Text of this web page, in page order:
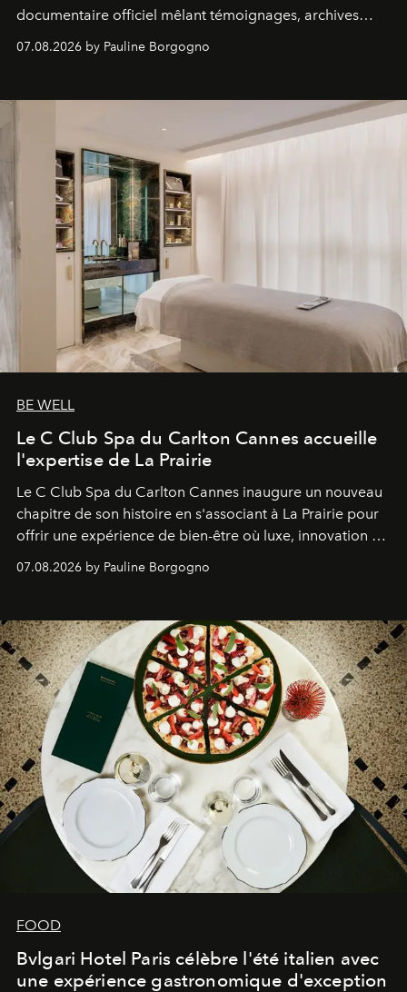
documentaire officiel mêlant témoignages, archives
inédites et plongée dans les coulisses d'un phénomène
générationnel.
07.08.2026 by Pauline Borgogno
BE WELL
Le C Club Spa du Carlton Cannes accueille
l'expertise de La Prairie
Le C Club Spa du Carlton Cannes inaugure un nouveau
chapitre de son histoire en s'associant à La Prairie pour
offrir une expérience de bien-être où luxe, innovation et
expertise se rencontrent.
07.08.2026 by Pauline Borgogno
FOOD
Bvlgari Hotel Paris célèbre l'été italien avec
une expérience gastronomique d'exception